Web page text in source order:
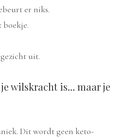
er niks.
boekje.
uit.
wilskracht is… maar je
Dit wordt geen keto-